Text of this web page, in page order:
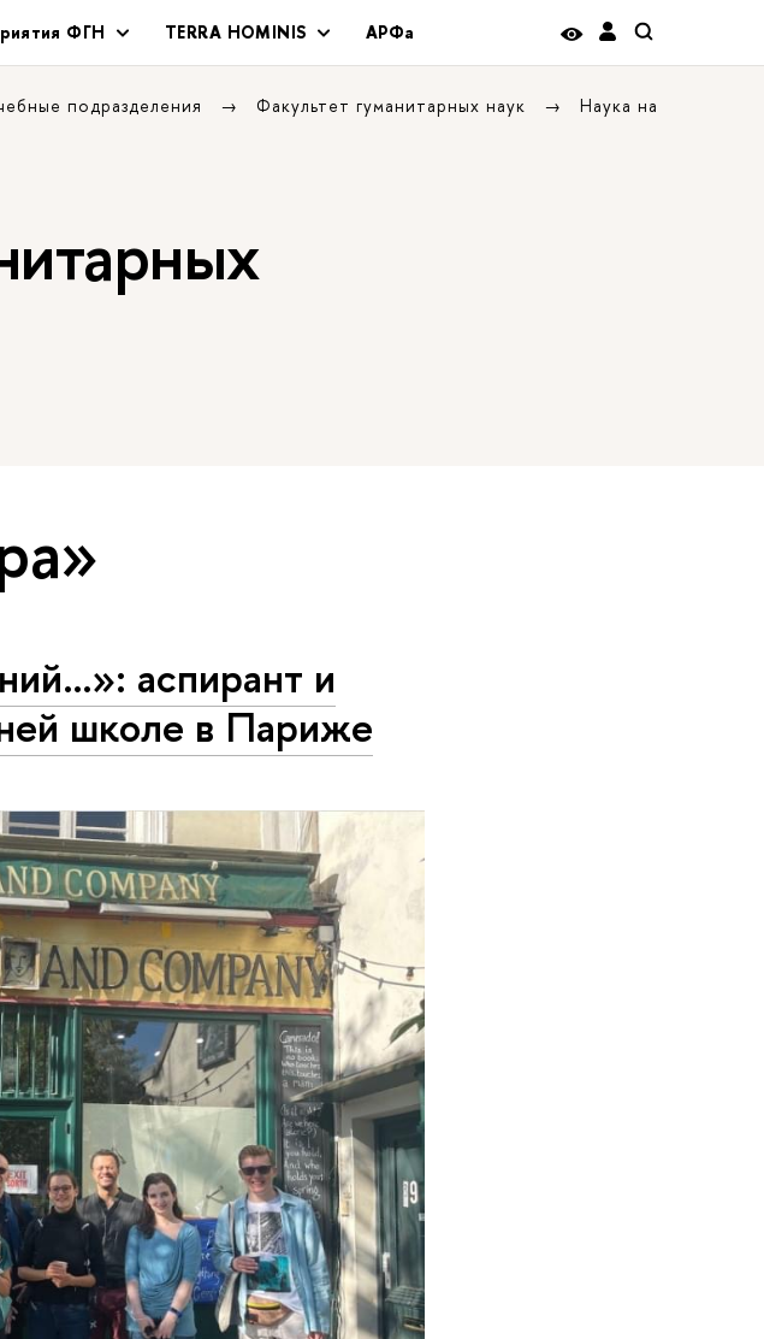
ФГН TERRA HOMINIS АРФа
подразделения Факультет гуманитарных наук
Наука на
аспирант и
школе в Париже